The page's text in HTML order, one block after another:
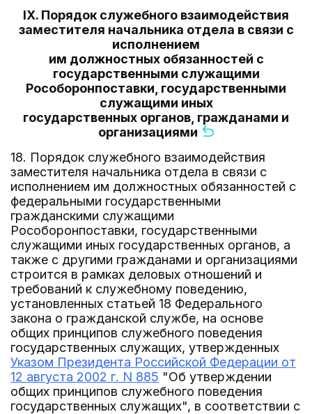
IX. Порядок служебного взаимодействия
заместителя начальника отдела в связи с
исполнением
им должностных обязанностей с
государственными служащими
Рособоронпоставки, государственными
служащими иных
государственных органов, гражданами и
организациями
18. Порядок служебного взаимодействия
заместителя начальника отдела в связи с
исполнением им должностных обязанностей с
федеральными государственными
гражданскими служащими
Рособоронпоставки, государственными
служащими иных государственных органов, а
также с другими гражданами и организациями
строится в рамках деловых отношений и
требований к служебному поведению,
установленных статьей 18 Федерального
закона о гражданской службе, на основе
общих принципов служебного поведения
государственных служащих, утвержденных
Указом Президента Российской Федерации от
12 августа 2002 г. N 885 "Об утверждении
общих принципов служебного поведения
государственных служащих", в соответствии с